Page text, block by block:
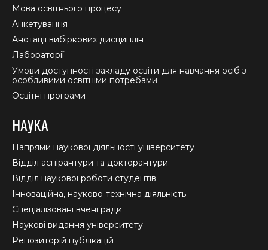
Мова освітнього процесу
Анкетування
Анотації вибіркових дисциплін
Лабораторії
Умови доступності закладу освіти для навчання осіб з
особливими освітніми потребами
Освітні програми
НАУКА
Напрями наукової діяльності університету
Відділ аспірантури та докторантури
Відділ наукової роботи студентів
Інноваційна, науково-технічна діяльність
Спеціалізовані вчені ради
Наукові видання університету
Репозиторій публікацій